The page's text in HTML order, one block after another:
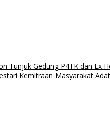
Tunjuk Gedung P4TK dan Ex
Kemitraan Masyarakat